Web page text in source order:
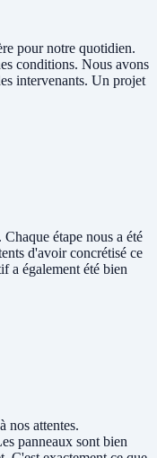
pour notre quotidien.
conditions. Nous avons
intervenants. Un projet
étape nous a été
d'avoir concrétisé ce
a également été bien
nos attentes.
panneaux sont bien